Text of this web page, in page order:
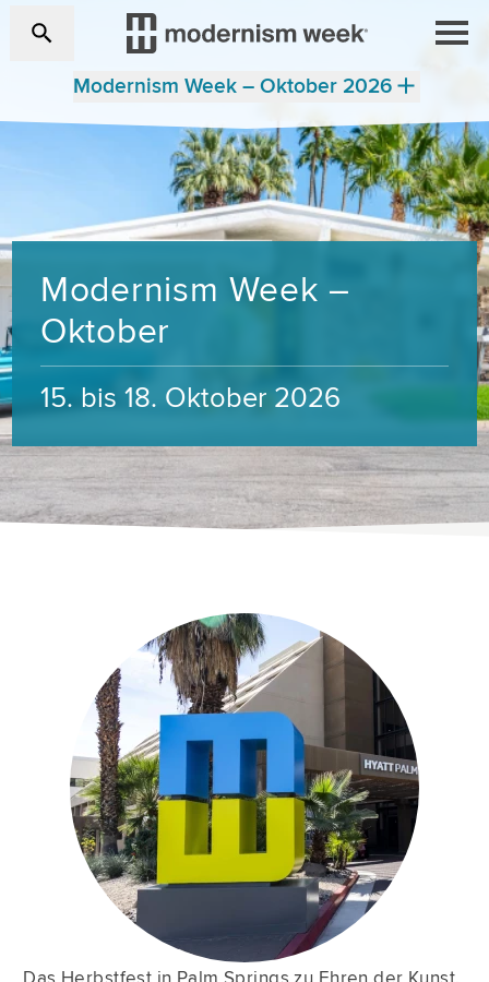
Modernism Week – Oktober 2026
Modernism Week –
Oktober
15. bis 18. Oktober 2026